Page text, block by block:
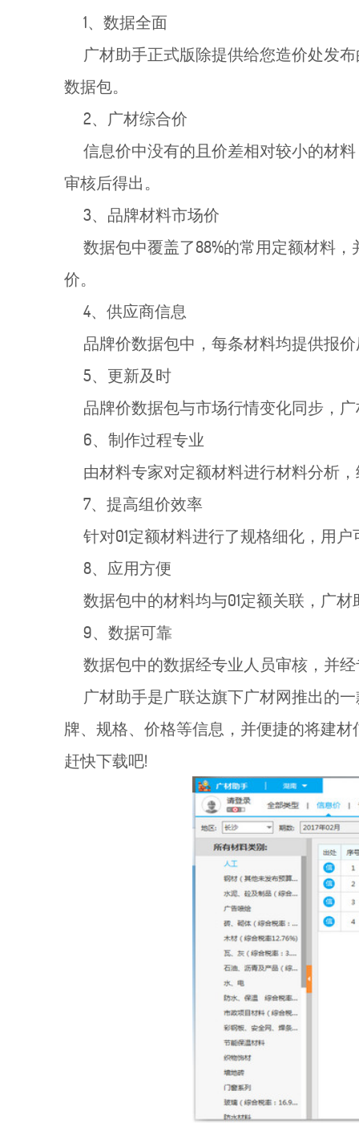
1、数据全面
广材助手正式版除提供给您造价处发
数据包。
2、广材综合价
信息价中没有的且价差相对较小的材
审核后得出。
3、品牌材料市场价
数据包中覆盖了88%的常用定额材料，
价。
4、供应商信息
品牌价数据包中，每条材料均提供报
5、更新及时
品牌价数据包与市场行情变化同步，
6、制作过程专业
由材料专家对定额材料进行材料分析
7、提高组价效率
针对01定额材料进行了规格细化，用
8、应用方便
数据包中的材料均与01定额关联，广材
9、数据可靠
数据包中的数据经专业人员审核，并
广材助手是广联达旗下广材网推出的
牌、规格、价格等信息，并便捷的将建
赶快下载吧!